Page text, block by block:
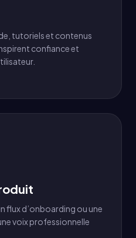
tutoriels et contenus
confiance et
flux d’onboarding ou une
voix professionnelle